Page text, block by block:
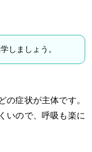
しましょう。
の症状が主体です。
いので、呼吸も楽に